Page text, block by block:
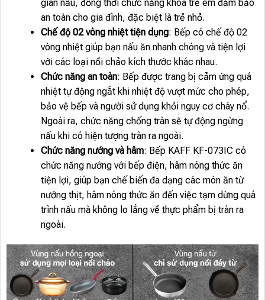
gian nấu, đồng thời chức năng khóa trẻ em đảm bảo
an toàn cho gia đình, đặc biệt là trẻ nhỏ.
Chế độ 02 vòng nhiệt tiện dụng: Bếp có chế độ 02
vòng nhiệt giúp bạn nấu ăn nhanh chóng và tiện lợi
với các loại nồi chảo kích thước khác nhau.
Chức năng an toàn: Bếp được trang bị cảm ứng quá
nhiệt tự động ngắt khi nhiệt độ vượt mức cho phép,
bảo vệ bếp và người sử dụng khỏi nguy cơ cháy nổ.
Ngoài ra, chức năng chống tràn sẽ tự động ngừng
nấu khi có hiện tượng tràn ra ngoài.
Chức năng nướng và hâm: Bếp KAFF KF-073IC có
chức năng nướng với bếp điện, hâm nóng thức ăn
tiện lợi, giúp bạn chế biến đa dạng các món ăn từ
nướng thịt, hâm nóng thức ăn đến việc tạm dừng quá
trình nấu mà không lo lắng về thực phẩm bị tràn ra
ngoài.